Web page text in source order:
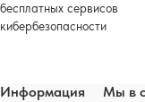
бесплатных сервисов
кибербезопасности
Информация
Мы в